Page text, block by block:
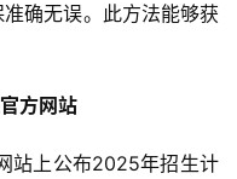
确无误。此方法能够获
方网站